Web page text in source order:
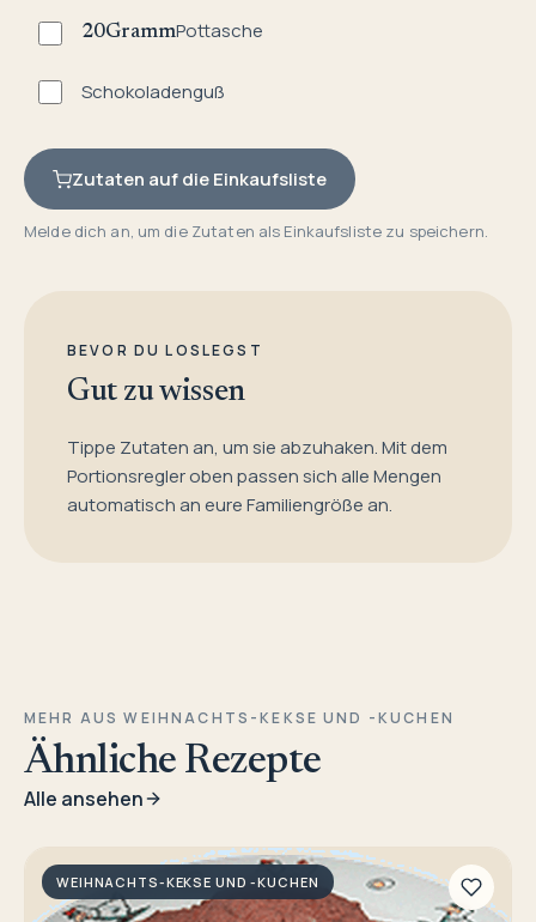
20GrammPottasche
Schokoladenguß
Zutaten auf die Einkaufsliste
Melde dich an, um die Zutaten als Einkaufsliste zu speichern.
BEVOR DU LOSLEGST
Gut zu wissen
Tippe Zutaten an, um sie abzuhaken. Mit dem
Portionsregler oben passen sich alle Mengen
automatisch an eure Familiengröße an.
MEHR AUS WEIHNACHTS-KEKSE UND -KUCHEN
Ähnliche Rezepte
Alle ansehen
WEIHNACHTS-KEKSE UND -KUCHEN